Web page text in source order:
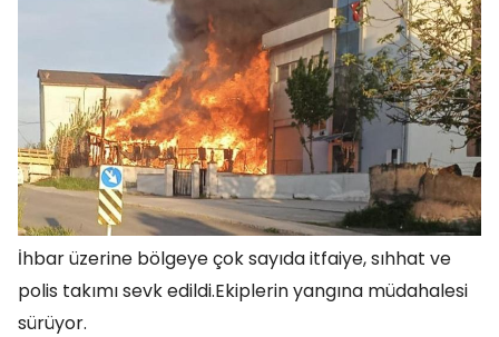
İhbar üzerine bölgeye çok sayıda itfaiye, sıhhat ve
polis takımı sevk edildi.Ekiplerin yangına müdahalesi
sürüyor.